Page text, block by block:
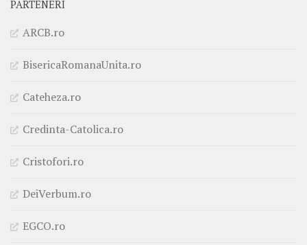
PARTENERI
ARCB.ro
BisericaRomanaUnita.ro
Cateheza.ro
Credinta-Catolica.ro
Cristofori.ro
DeiVerbum.ro
EGCO.ro